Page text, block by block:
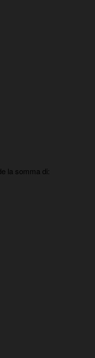
la somma di: